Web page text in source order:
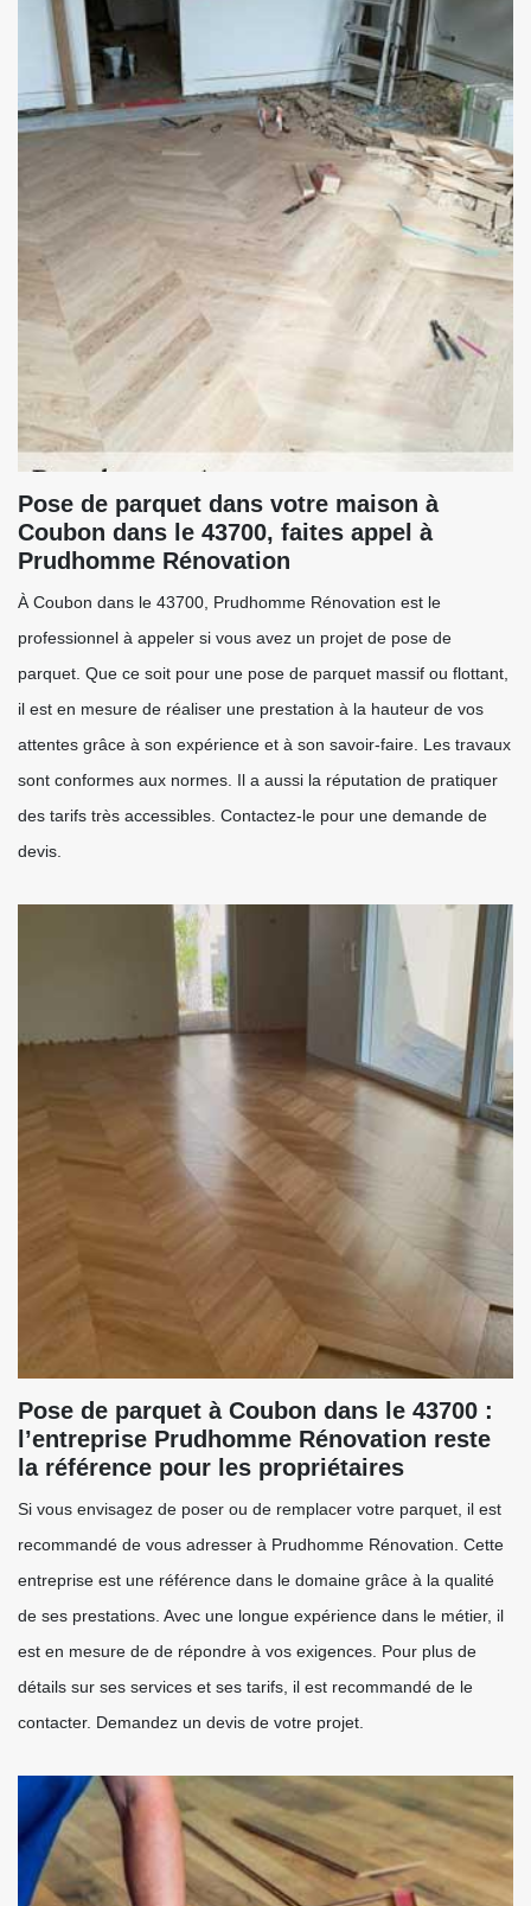
Pose de parquet dans votre maison à
Coubon dans le 43700, faites appel à
Prudhomme Rénovation
À Coubon dans le 43700, Prudhomme Rénovation est le
professionnel à appeler si vous avez un projet de pose de
parquet. Que ce soit pour une pose de parquet massif ou flottant,
il est en mesure de réaliser une prestation à la hauteur de vos
attentes grâce à son expérience et à son savoir-faire. Les travaux
sont conformes aux normes. Il a aussi la réputation de pratiquer
des tarifs très accessibles. Contactez-le pour une demande de
devis.
Pose de parquet à Coubon dans le 43700 :
l’entreprise Prudhomme Rénovation reste
la référence pour les propriétaires
Si vous envisagez de poser ou de remplacer votre parquet, il est
recommandé de vous adresser à Prudhomme Rénovation. Cette
entreprise est une référence dans le domaine grâce à la qualité
de ses prestations. Avec une longue expérience dans le métier, il
est en mesure de de répondre à vos exigences. Pour plus de
détails sur ses services et ses tarifs, il est recommandé de le
contacter. Demandez un devis de votre projet.